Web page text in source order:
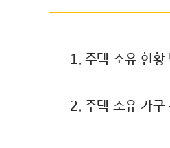
1. 주택 소유 현황
2. 주택 소유 가구